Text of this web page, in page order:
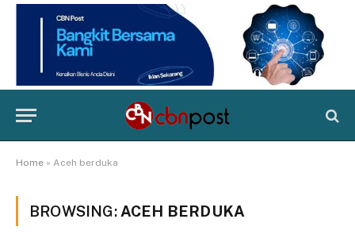
Home » Aceh berduka
BROWSING: ACEH BERDUKA